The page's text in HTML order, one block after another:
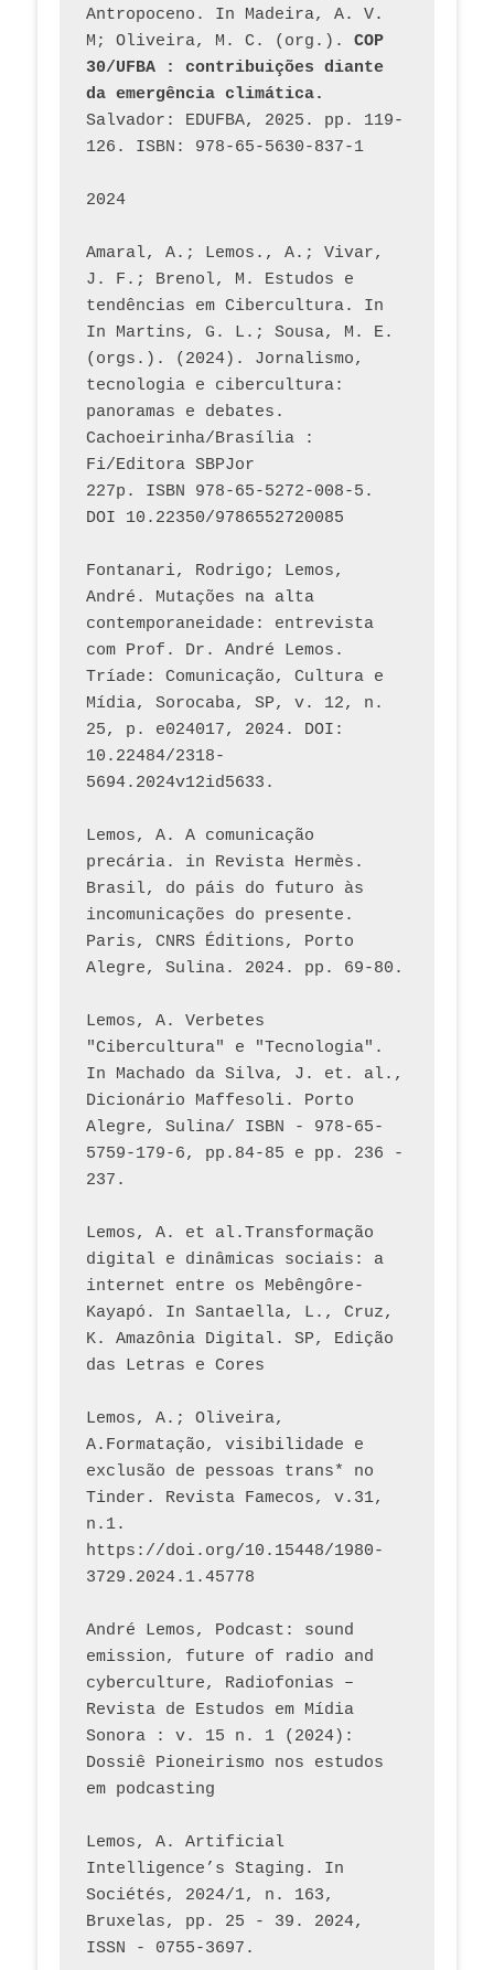
Antropoceno. In Madeira, A. V.
M; Oliveira, M. C. (org.). COP
30/UFBA : contribuições diante
da emergência climática.
Salvador: EDUFBA, 2025. pp. 119-
126. ISBN: 978-65-5630-837-1
2024
Amaral, A.; Lemos., A.; Vivar,
J. F.; Brenol, M. Estudos e
tendências em Cibercultura. In
In Martins, G. L.; Sousa, M. E.
(orgs.). (2024). Jornalismo,
tecnologia e cibercultura:
panoramas e debates.
Cachoeirinha/Brasília :
Fi/Editora SBPJor
227p. ISBN 978-65-5272-008-5.
DOI 10.22350/9786552720085
Fontanari, Rodrigo; Lemos,
André. Mutações na alta
contemporaneidade: entrevista
com Prof. Dr. André Lemos.
Tríade: Comunicação, Cultura e
Mídia, Sorocaba, SP, v. 12, n.
25, p. e024017, 2024. DOI:
10.22484/2318-
5694.2024v12id5633.
Lemos, A. A comunicação
precária. in Revista Hermès.
Brasil, do páis do futuro às
incomunicações do presente.
Paris, CNRS Éditions, Porto
Lemos, A. Verbetes
"Cibercultura" e "Tecnologia".
In Machado da Silva, J. et. al.,
Dicionário Maffesoli. Porto
Alegre, Sulina/ ISBN - 978-65-
5759-179-6, pp.84-85 e pp. 236 -
237.
Lemos, A. et al.Transformação
digital e dinâmicas sociais: a
internet entre os Mebêngôre-
Kayapó. In Santaella, L., Cruz,
K. Amazônia Digital. SP, Edição
das Letras e Cores
Lemos, A.; Oliveira,
A.Formatação, visibilidade e
exclusão de pessoas trans* no
Tinder. Revista Famecos, v.31,
n.1.
https://doi.org/10.15448/1980-
3729.2024.1.45778
André Lemos, Podcast: sound
emission, future of radio and
cyberculture, Radiofonias –
Revista de Estudos em Mídia
Sonora : v. 15 n. 1 (2024):
Dossiê Pioneirismo nos estudos
em podcasting
Lemos, A. Artificial
Intelligence’s Staging. In
Sociétés, 2024/1, n. 163,
Bruxelas, pp. 25 - 39. 2024,
ISSN - 0755-3697.